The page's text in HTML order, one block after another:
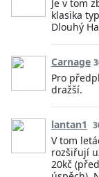
Je v tom
klasika
Dlouhý
Carnage
Pro
dražší.
lantan1
V tom
rozšiřují
20kč